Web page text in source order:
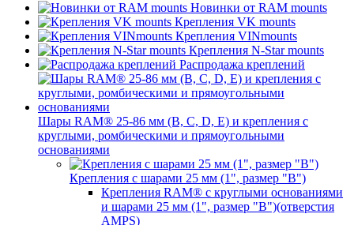
Новинки от RAM mounts
Крепления VK mounts
Крепления VINmounts
Крепления N-Star mounts
Распродажа креплений
Шары RAM® 25-86 мм (B, C, D, E) и крепления с
круглыми, ромбическими и прямоугольными
основаниями
Крепления с шарами 25 мм (1", размер "B")
Крепления RAM® с круглыми основаниями
и шарами 25 мм (1", размер "B")(отверстия
AMPS)